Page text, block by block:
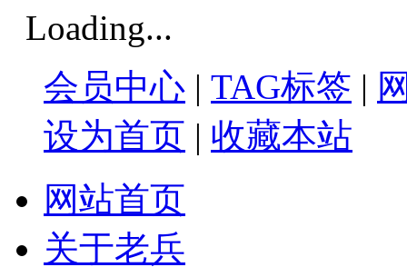
Loading...
会员中心 | TAG标签 |
设为首页 | 收藏本站
网站首页
关于老兵